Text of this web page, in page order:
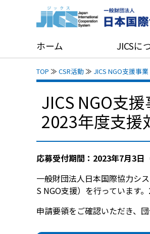
ホーム JICSに
TOP ≫ CSR活動 ≫ JICS NGO支援事業
JICS NGO支
2023年度支援
応募受付期間：2023年7月3日
一般財団法人日本国際協力シ
S NGO支援）を行っています
申請要領をご確認いただき、